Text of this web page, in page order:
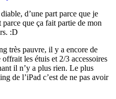
d’une part parce que je
que ça fait partie de mon
:D
très pauvre, il y a encore de
les étuis et 2/3 accessoires
il n’y a plus rien. Le plus
de l’iPad c’est de ne pas avoir